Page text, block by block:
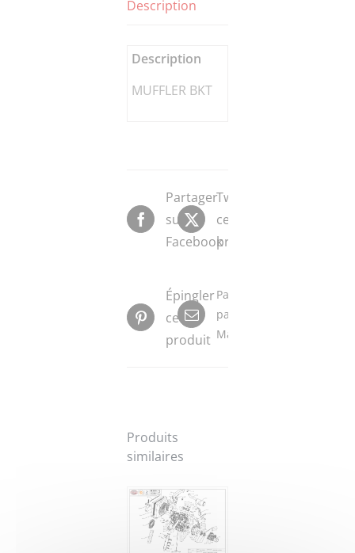
Description
Description
MUFFLER BKT
Partager
sur
Facebook
Tweeter
ce
produit
Épingler
ce
produit
Partager
par
Mail
Produits
similaires